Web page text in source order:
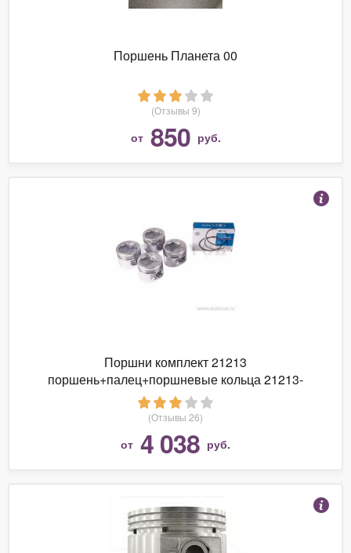
Поршень Планета 00
(Отзывы 9)
от 850 руб.
Поршни комплект 21213
поршень+палец+поршневые кольца 21213-
1004015-77 LADA 21213-1004015-77
(Отзывы 26)
от 4 038 руб.